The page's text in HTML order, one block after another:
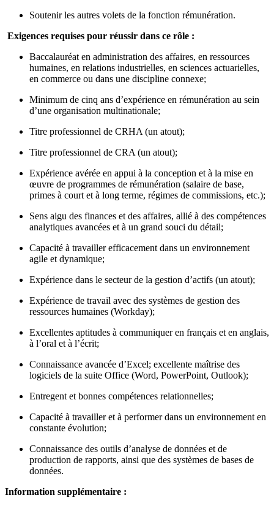
Soutenir les autres volets de la fonction rémunération.
Exigences requises pour réussir dans ce rôle :
Baccalauréat en administration des affaires, en ressources
humaines, en relations industrielles, en sciences actuarielles,
en commerce ou dans une discipline connexe;
Minimum de cinq ans d’expérience en rémunération au sein
d’une organisation multinationale;
Titre professionnel de CRHA (un atout);
Titre professionnel de CRA (un atout);
Expérience avérée en appui à la conception et à la mise en
œuvre de programmes de rémunération (salaire de base,
primes à court et à long terme, régimes de commissions, etc.);
Sens aigu des finances et des affaires, allié à des compétences
analytiques avancées et à un grand souci du détail;
Capacité à travailler efficacement dans un environnement
agile et dynamique;
Expérience dans le secteur de la gestion d’actifs (un atout);
Expérience de travail avec des systèmes de gestion des
ressources humaines (Workday);
Excellentes aptitudes à communiquer en français et en anglais,
à l’oral et à l’écrit;
Connaissance avancée d’Excel; excellente maîtrise des
logiciels de la suite Office (Word, PowerPoint, Outlook);
Entregent et bonnes compétences relationnelles;
Capacité à travailler et à performer dans un environnement en
constante évolution;
Connaissance des outils d’analyse de données et de
production de rapports, ainsi que des systèmes de bases de
données.
Information supplémentaire :